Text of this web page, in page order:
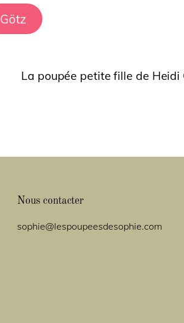
Götz
La poupée petite fille de Heidi
Nous contacter
sophie@lespoupeesdesophie.com